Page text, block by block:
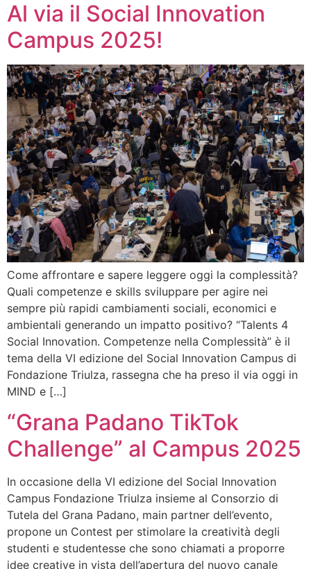
Al via il Social Innovation
Campus 2025!
Come affrontare e sapere leggere oggi la complessità?
Quali competenze e skills sviluppare per agire nei
sempre più rapidi cambiamenti sociali, economici e
ambientali generando un impatto positivo? “Talents 4
Social Innovation. Competenze nella Complessità” è il
tema della VI edizione del Social Innovation Campus di
Fondazione Triulza, rassegna che ha preso il via oggi in
MIND e […]
“Grana Padano TikTok
Challenge” al Campus 2025
In occasione della VI edizione del Social Innovation
Campus Fondazione Triulza insieme al Consorzio di
Tutela del Grana Padano, main partner dell’evento,
propone un Contest per stimolare la creatività degli
studenti e studentesse che sono chiamati a proporre
idee creative in vista dell’apertura del nuovo canale